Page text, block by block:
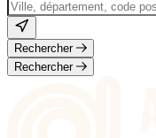
Rechercher
Rechercher